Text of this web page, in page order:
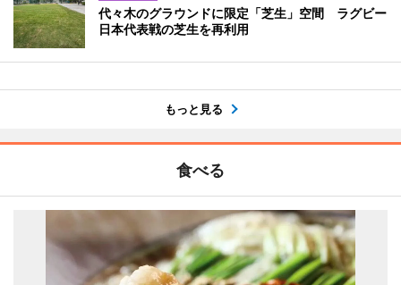
代々木のグラウンドに限定「芝生」空間 ラグビー
日本代表戦の芝生を再利用
もっと見る
食べる